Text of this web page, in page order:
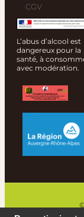
CGV
L’abus d’alcool est
dangereux pour la
santé, à
avec modération.